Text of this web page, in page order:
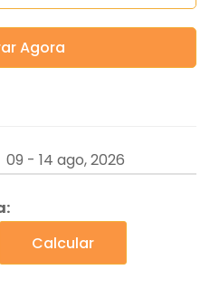
Agora
09 - 14 ago, 2026
Calcular